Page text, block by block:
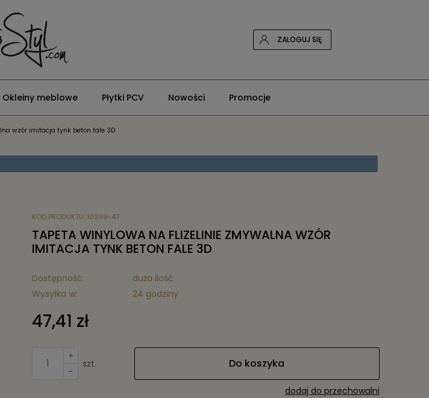
ZALOGUJ SIĘ
Okleiny meblowe Płytki PCV Nowości Promocje
wzór imitacja tynk beton fale 3D
KOD PRODUKTU: 10299-47
TAPETA WINYLOWA NA FLIZELINIE ZMYWALNA WZÓR
IMITACJA TYNK BETON FALE 3D
Dostępność:
duża ilość
Wysyłka w:
24 godziny
47,41 zł
+
-
szt. Do koszyka
dodaj do przechowalni